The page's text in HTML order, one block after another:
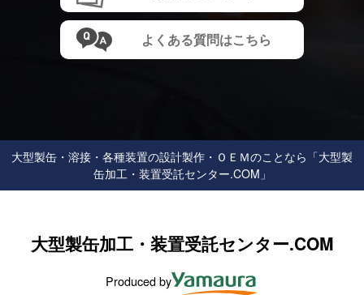
よくある質問はこちら
⼤型製⽸・溶接・各種装置の設計製作・ＯＥＭのことなら「大型製
缶加工・装置受託センター.COM」
大型製缶加工・装置受託センター.COM
Produced by